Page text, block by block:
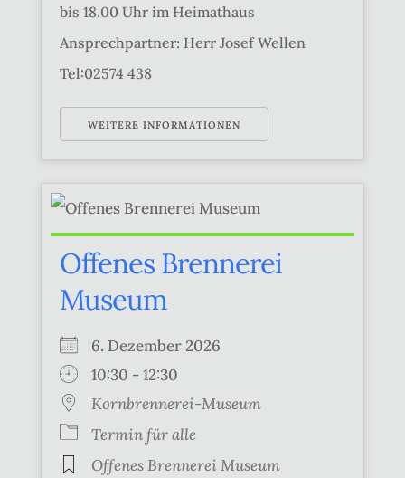
bis 18.00 Uhr im Heimathaus
Ansprechpartner: Herr Josef Wellen
Tel:02574 438
WEITERE INFORMATIONEN
Offenes Brennerei
Museum
6. Dezember 2026
10:30 - 12:30
Kornbrennerei-Museum
Termin für alle
Offenes Brennerei Museum